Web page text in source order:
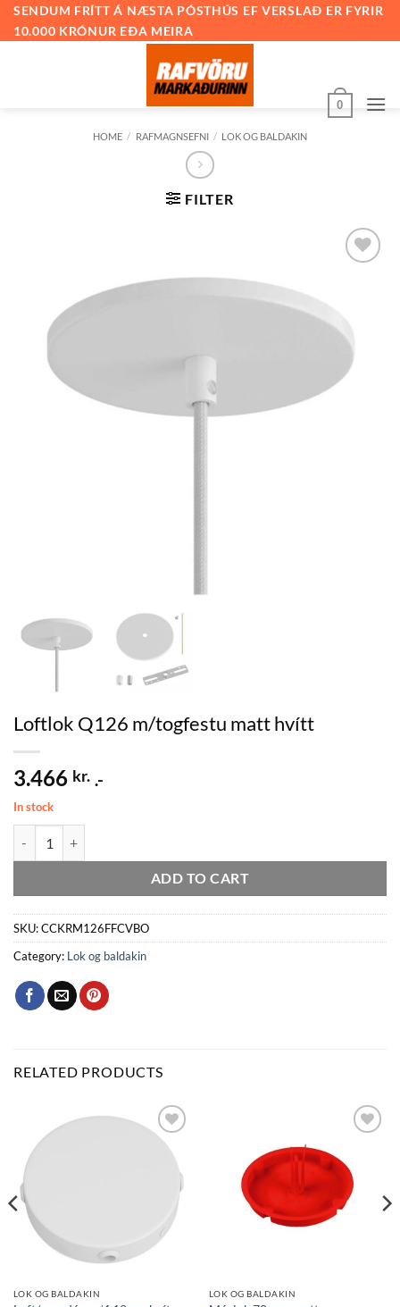
SkipSENDUM FRÍTT Á NÆSTA PÓSTHÚS EF VERSLAÐ ER FYRIR
10.000 KRÓNUR EÐA MEIRA
0
HOME / RAFMAGNSEFNI / LOK OG BALDAKIN
FILTER
Loftlok Q126 m/togfestu matt hvítt
3.466 kr. .-
In stock
ADD TO CART
SKU:CCKRM126FFCVBO
Category: Lok og baldakin
RELATED PRODUCTS
Bæta
óskalista
LOK OG BALDAKIN
óskalista
LOK OG BALDAKIN